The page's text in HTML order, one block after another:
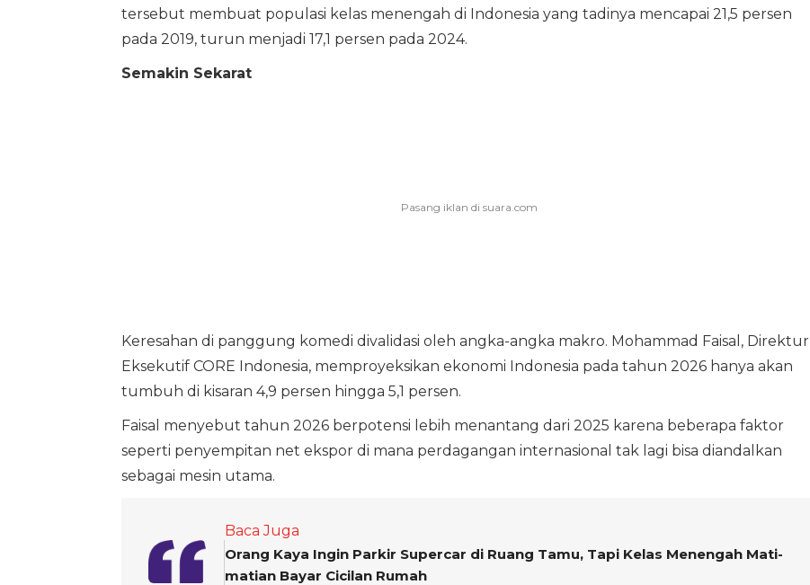
tersebut membuat populasi kelas menengah di Indonesia yang tadinya mencapai 21,5 persen
pada 2019, turun menjadi 17,1 persen pada 2024.
Semakin Sekarat
Keresahan di panggung komedi divalidasi oleh angka-angka makro. Mohammad Faisal, Direktur
Eksekutif CORE Indonesia, memproyeksikan ekonomi Indonesia pada tahun 2026 hanya akan
tumbuh di kisaran 4,9 persen hingga 5,1 persen.
Faisal menyebut tahun 2026 berpotensi lebih menantang dari 2025 karena beberapa faktor
seperti penyempitan net ekspor di mana perdagangan internasional tak lagi bisa diandalkan
sebagai mesin utama.
Baca Juga
Orang Kaya Ingin Parkir Supercar di Ruang Tamu, Tapi Kelas Menengah Mati-
matian Bayar Cicilan Rumah